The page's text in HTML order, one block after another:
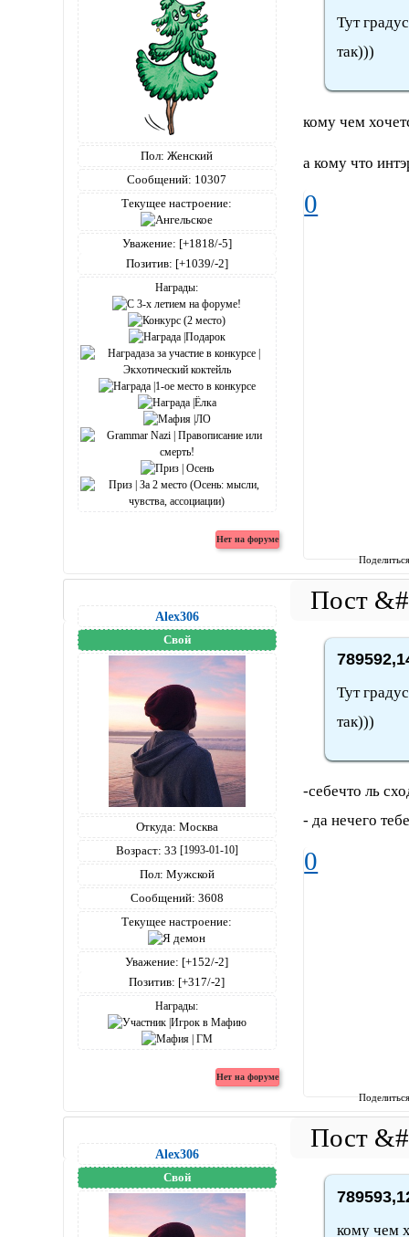
Пол: Женский
Сообщений: 10307
Текущее настроение:
Уважение: [+1818/-5]
Позитив: [+1039/-2]
Награды:
Тут
так)))
кому чем
а кому что
0
Alex306
Свой
Откуда: Москва
Возраст: 33 [1993-01-10]
Пол: Мужской
Сообщений: 3608
Текущее настроение:
Уважение: [+152/-2]
Позитив: [+317/-2]
Награды:
Тут
так)))
-себечто ль
- да нечего
0
Alex306
Свой
кому чем